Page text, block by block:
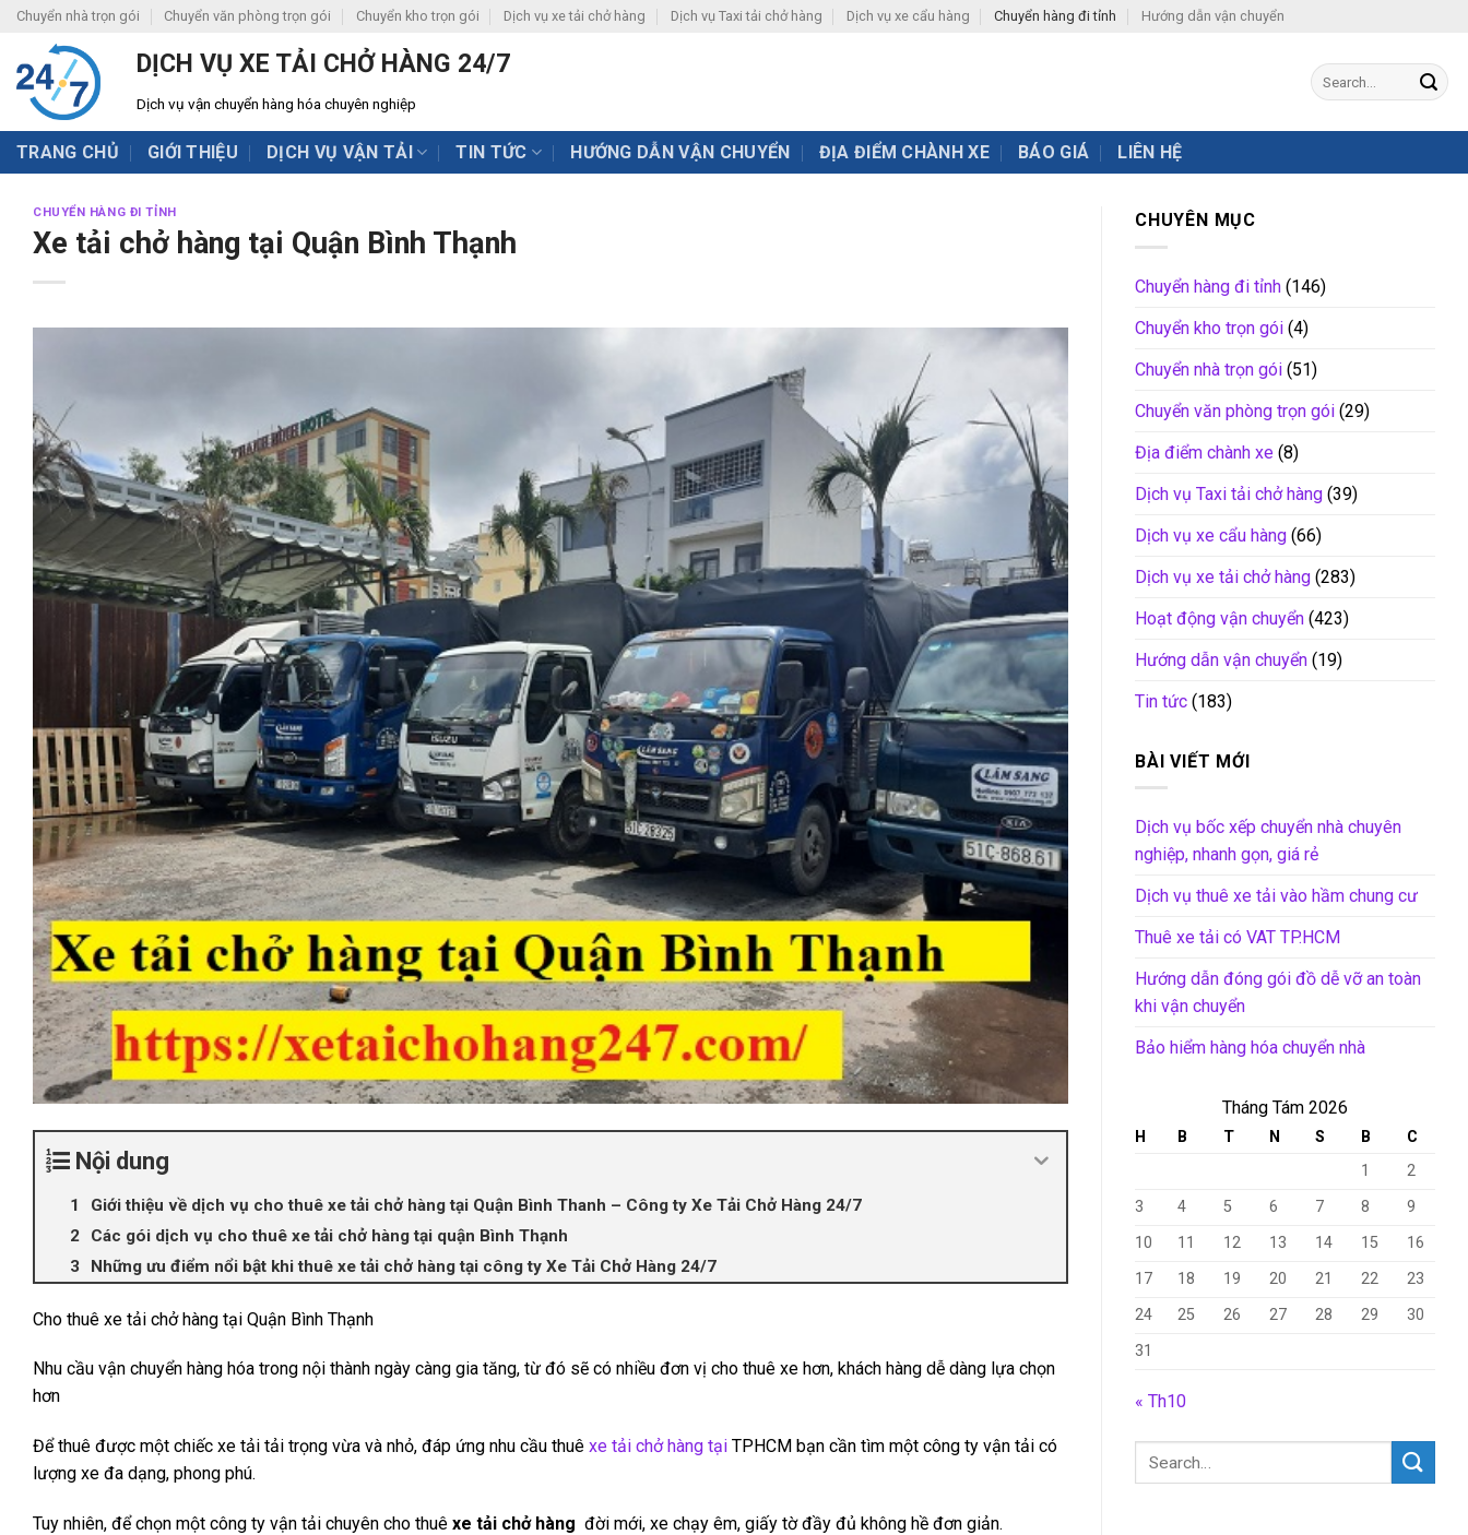
Skip
content
Chuyển nhà trọn gói Chuyển văn phòng trọn gói Chuyển kho trọn gói Dịch vụ xe tải chở hàng Dịch vụ Taxi tải chở hàng Dịch vụ xe cẩu hàng Chuyển hàng đi tỉnh Hướng dẫn vận chuyển
DỊCH VỤ XE TẢI CHỞ HÀNG 24/7
Dịch vụ vận chuyển hàng hóa chuyên nghiệp
TRANG CHỦ GIỚI THIỆU DỊCH VỤ VẬN TẢI TIN TỨC HƯỚNG DẪN VẬN CHUYỂN ĐỊA ĐIỂM CHÀNH XE BÁO GIÁ LIÊN HỆ
CHUYỂN HÀNG ĐI TỈNH
Xe tải chở hàng tại Quận Bình Thạnh
Nội dung
Giới thiệu về dịch vụ cho thuê xe tải chở hàng tại Quận Bình Thanh – Công ty Xe Tải Chở Hàng 24/7
Các gói dịch vụ cho thuê xe tải chở hàng tại quận Bình Thạnh
Những ưu điểm nổi bật khi thuê xe tải chở hàng tại công ty Xe Tải Chở Hàng 24/7
Cho thuê xe tải chở hàng tại Quận Bình Thạnh
Nhu cầu vận chuyển hàng hóa trong nội thành ngày càng gia tăng, từ đó sẽ có nhiều đơn vị cho thuê xe hơn, khách hàng dễ dàng lựa chọn
hơn
Để thuê được một chiếc xe tải tải trọng vừa và nhỏ, đáp ứng nhu cầu thuê xe tải chở hàng tại TPHCM bạn cần tìm một công ty vận tải có
lượng xe đa dạng, phong phú.
Tuy nhiên, để chọn một công ty vận tải chuyên cho thuê xe tải chở hàng đời mới, xe chạy êm, giấy tờ đầy đủ không hề đơn giản.
CHUYÊN MỤC
Chuyển hàng đi tỉnh (146)
Chuyển kho trọn gói (4)
Chuyển nhà trọn gói (51)
Chuyển văn phòng trọn gói (29)
Địa điểm chành xe (8)
Dịch vụ Taxi tải chở hàng (39)
Dịch vụ xe cẩu hàng (66)
Dịch vụ xe tải chở hàng (283)
Hoạt động vận chuyển (423)
Hướng dẫn vận chuyển (19)
Tin tức (183)
BÀI VIẾT MỚI
Dịch vụ bốc xếp chuyển nhà chuyên
nghiệp, nhanh gọn, giá rẻ
Dịch vụ thuê xe tải vào hầm chung cư
Thuê xe tải có VAT TP.HCM
Hướng dẫn đóng gói đồ dễ vỡ an toàn
khi vận chuyển
Bảo hiểm hàng hóa chuyển nhà
Tháng Tám 2026
H B T N S B
C
1
2
3
4 5 6 7 8
9
10
11 12 13 14 15
16
17
18 19 20 21 22
23
24
25 26 27 28 29
30
31
« Th10